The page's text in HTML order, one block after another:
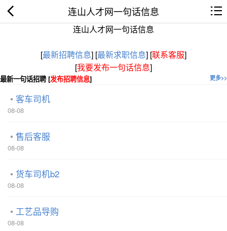
连山人才网一句话信息
连山人才网一句话信息
[最新招聘信息] [最新求职信息] [联系客服]
[我要发布一句话信息]
更多>>
最新一句话招聘 [发布招聘信息]
客车司机
08-08
售后客服
08-08
货车司机b2
08-08
工艺品导购
08-08